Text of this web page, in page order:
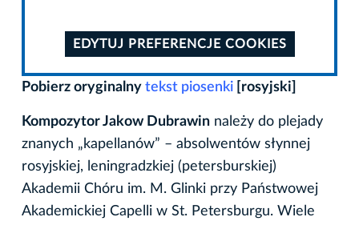
EDYTUJ PREFERENCJE COOKIES
Pobierz oryginalny tekst piosenki [rosyjski]
Kompozytor Jakow Dubrawin należy do plejady
znanych „kapellanów” – absolwentów słynnej
rosyjskiej, leningradzkiej (petersburskiej)
Akademii Chóru im. M. Glinki przy Państwowej
Akademickiej Capelli w St. Petersburgu. Wiele